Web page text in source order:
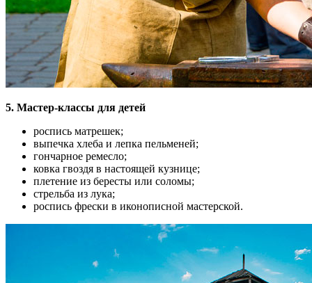
5. Мастер-классы для детей
роспись матрешек;
выпечка хлеба и лепка пельменей;
гончарное ремесло;
ковка гвоздя в настоящей кузнице;
плетение из бересты или соломы;
стрельба из лука;
роспись фрески в иконописной мастерской.